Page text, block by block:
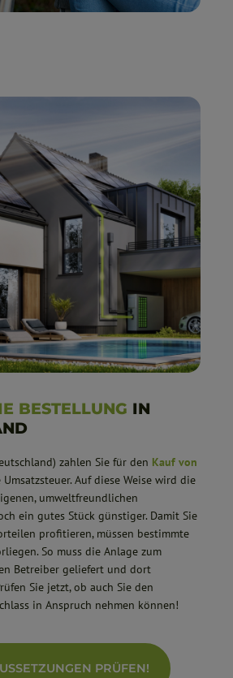
BESTELLUNG IN
zahlen Sie für den Kauf von
Umsatzsteuer. Auf diese Weise wird die
umweltfreundlichen
ein gutes Stück günstiger. Damit Sie
profitieren, müssen bestimmte
So muss die Anlage zum
Betreiber geliefert und dort
Sie jetzt, ob auch Sie den
in Anspruch nehmen können!
PRÜFEN!